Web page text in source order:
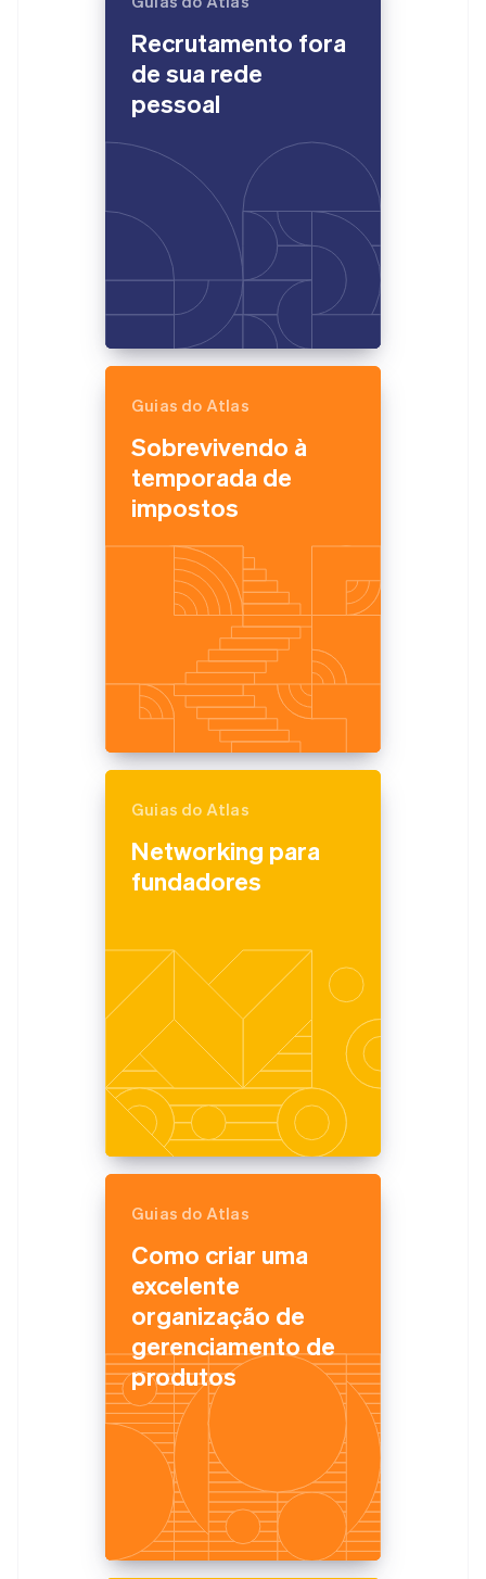
Recrutamento fora
de sua rede
pessoal
Guias do Atlas
Sobrevivendo à
temporada de
impostos
Guias do Atlas
Networking para
fundadores
Guias do Atlas
Como criar uma
excelente
organização de
gerenciamento de
produtos